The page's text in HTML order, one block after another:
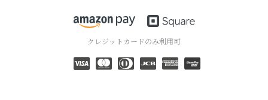
クレジットカードのみ利用可